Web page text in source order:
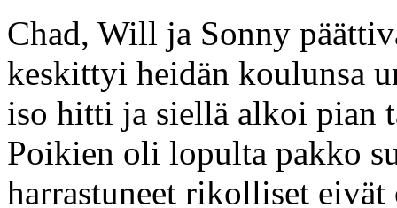
Chad, Will ja Sonny
keskittyi heidän koulunsa
iso hitti ja siellä alkoi pian
Poikien oli lopulta pakko
harrastuneet rikolliset eivät